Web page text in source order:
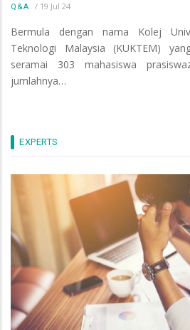
Q&A / 19 Jul 24
Bermula dengan nama Kolej
Teknologi Malaysia (KUKTEM)
seramai 303 mahasiswa
jumlahnya…
EXPERTS